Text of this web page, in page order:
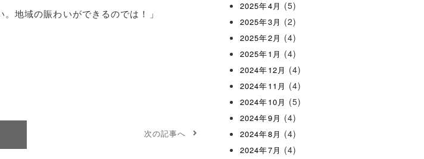
地域の賑わいができるのでは！」
次の記事へ
2025年4月 (5)
2025年3月 (2)
2025年2月 (4)
2025年1月 (4)
2024年12月 (4)
2024年11月 (4)
2024年10月 (5)
2024年9月 (4)
2024年8月 (4)
2024年7月 (4)